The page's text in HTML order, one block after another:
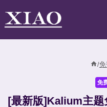
/
免
[最新版]Kalium主题